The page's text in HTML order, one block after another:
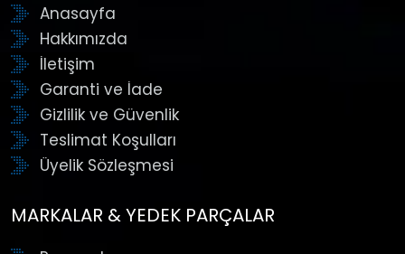
Anasayfa
Hakkımızda
İletişim
Garanti ve İade
Gizlilik ve Güvenlik
Teslimat Koşulları
Üyelik Sözleşmesi
MARKALAR & YEDEK PARÇALAR